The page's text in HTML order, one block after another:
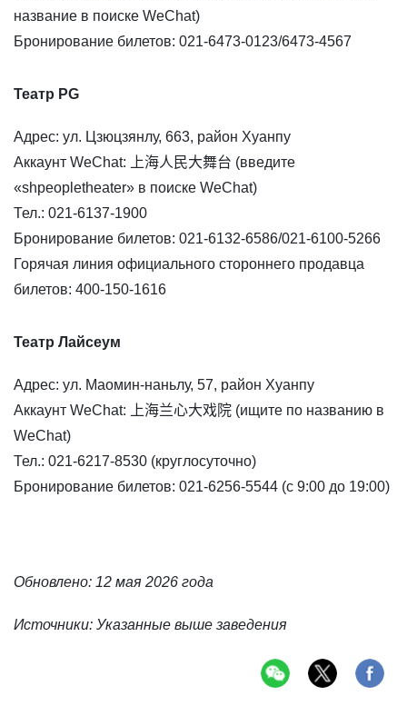
название в поиске WeChat)
Бронирование билетов: 021-6473-0123/6473-4567
Театр PG
Адрес: ул. Цзюцзянлу, 663, район Хуанпу
Аккаунт WeChat: 上海人民大舞台 (введите
«shpeopletheater» в поиске WeChat)
Тел.: 021-6137-1900
Бронирование билетов: 021-6132-6586/021-6100-5266
Горячая линия официального стороннего продавца
билетов: 400-150-1616
Театр Лайсеум
Адрес: ул. Маомин-наньлу, 57, район Хуанпу
Аккаунт WeChat: 上海兰心大戏院 (ищите по названию в
WeChat)
Тел.: 021-6217-8530 (круглосуточно)
Бронирование билетов: 021-6256-5544 (с 9:00 до 19:00)
Обновлено: 12 мая 2026 года
Источники: Указанные выше заведения